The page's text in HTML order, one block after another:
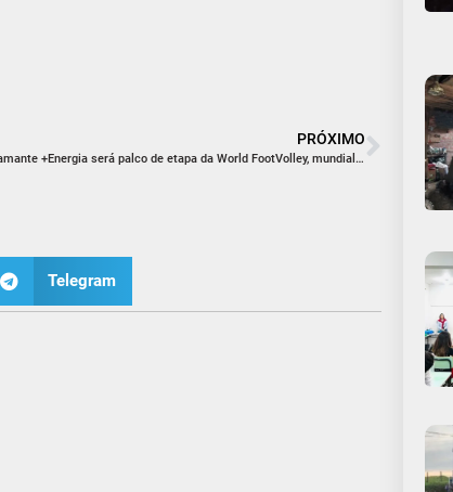
PRÓXIMO
Parque Diamante +Energia será palco de etapa da World FootVolley, mundial da modalidade, neste final de semana
Telegram